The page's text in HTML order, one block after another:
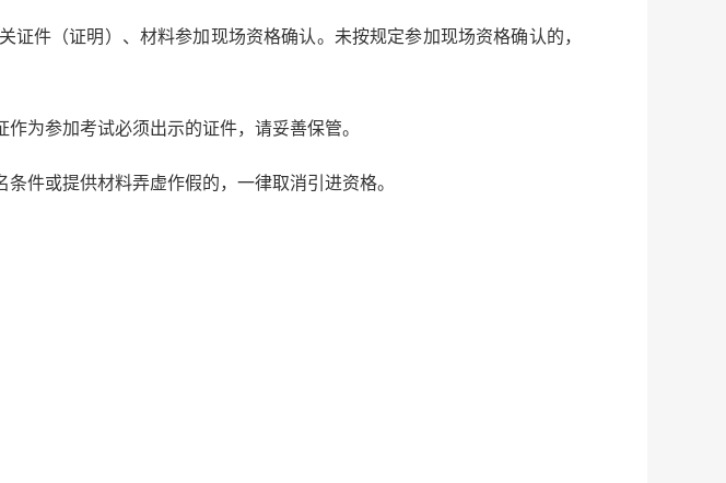
件（证明）、材料参加现场资格确认。未按规定参加现场资格确认的，
为参加考试必须出示的证件，请妥善保管。
件或提供材料弄虚作假的，一律取消引进资格。